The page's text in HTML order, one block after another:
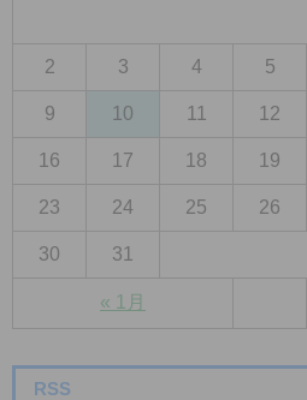
« 1月
2 3 4 5
9 10 11 12
16 17 18 19
23 24 25 26
30 31
RSS